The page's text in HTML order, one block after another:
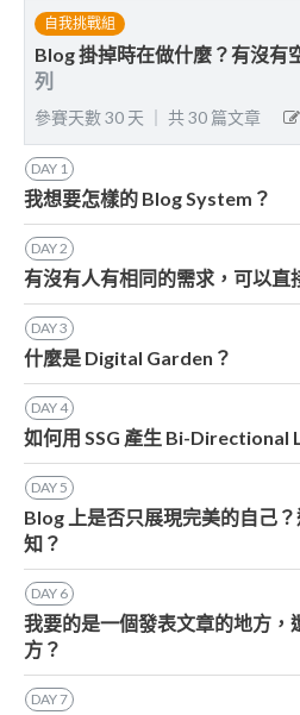
自我挑戰組
Blog 掛掉時在做什麼？有沒有
列
參賽天數30 天 共30 篇文章
DAY 1
我想要怎樣的 Blog System？
DAY2
有沒有人有相同的需求，可以直
DAY3
什麼是 Digital Garden？
DAY4
如何用 SSG 產生 Bi-Directional
DAY5
Blog 上是否只展現完美的自己
知？
DAY 6
我要的是一個發表文章的地方，
方？
DAY7